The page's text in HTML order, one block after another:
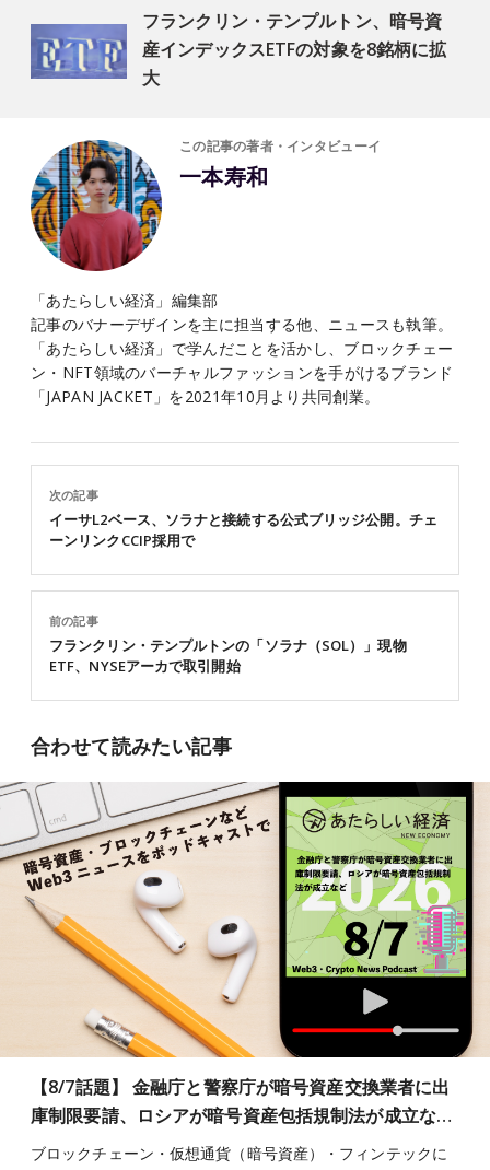
フランクリン・テンプルトン、暗号資
産インデックスETFの対象を8銘柄に拡
大
この記事の著者・インタビューイ
一本寿和
「あたらしい経済」編集部
記事のバナーデザインを主に担当する他、ニュースも執筆。
「あたらしい経済」で学んだことを活かし、ブロックチェー
ン・NFT領域のバーチャルファッションを手がけるブランド
「JAPAN JACKET」を2021年10月より共同創業。
前の記事
フランクリン・テンプルトンの「ソラナ（SOL）」現物
ETF、NYSEアーカで取引開始
次の記事
イーサL2ベース、ソラナと接続する公式ブリッジ公開。チェ
ーンリンクCCIP採用で
合わせて読みたい記事
【8/7話題】 金融庁と警察庁が暗号資産交換業者に出
庫制限要請、ロシアが暗号資産包括規制法が成立な…
ブロックチェーン・仮想通貨（暗号資産）・フィンテックに